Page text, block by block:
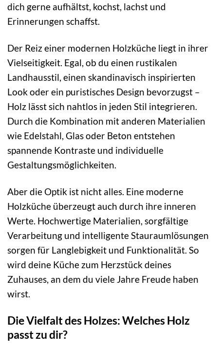
dich gerne aufhältst, kochst, lachst und
Erinnerungen schaffst.
Der Reiz einer modernen Holzküche liegt in ihrer
Vielseitigkeit. Egal, ob du einen rustikalen
Landhausstil, einen skandinavisch inspirierten
Look oder ein puristisches Design bevorzugst –
Holz lässt sich nahtlos in jeden Stil integrieren.
Durch die Kombination mit anderen Materialien
wie Edelstahl, Glas oder Beton entstehen
spannende Kontraste und individuelle
Gestaltungsmöglichkeiten.
Aber die Optik ist nicht alles. Eine moderne
Holzküche überzeugt auch durch ihre inneren
Werte. Hochwertige Materialien, sorgfältige
Verarbeitung und intelligente Stauraumlösungen
sorgen für Langlebigkeit und Funktionalität. So
wird deine Küche zum Herzstück deines
Zuhauses, an dem du viele Jahre Freude haben
wirst.
Die Vielfalt des Holzes: Welches Holz
passt zu dir?